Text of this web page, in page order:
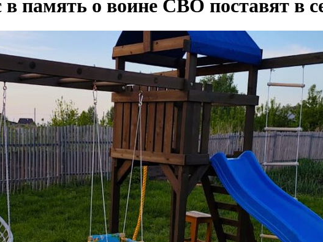
память о воине СВО поставят в